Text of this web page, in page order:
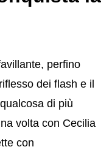
perfino
dei flash e il
di più
volta con Cecilia
con